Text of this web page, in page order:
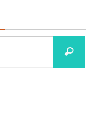
Search